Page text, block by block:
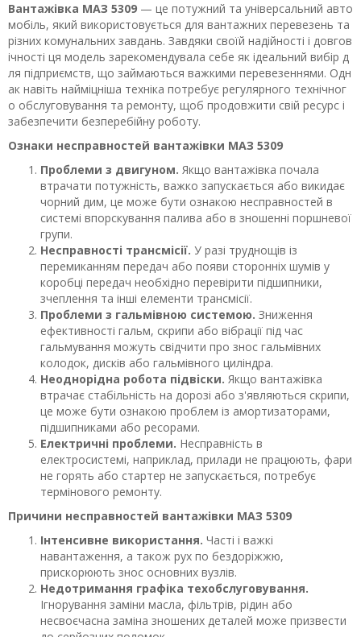
Вантажівка МАЗ 5309 — це потужний та універсальний авто
мобіль, який використовується для вантажних перевезень та
різних комунальних завдань. Завдяки своїй надійності і довгов
ічності ця модель зарекомендувала себе як ідеальний вибір д
ля підприємств, що займаються важкими перевезеннями. Одн
ак навіть найміцніша техніка потребує регулярного технічног
о обслуговування та ремонту, щоб продовжити свій ресурс і
забезпечити безперебійну роботу.
Ознаки несправностей вантажівки МАЗ 5309
Проблеми з двигуном. Якщо вантажівка почала
втрачати потужність, важко запускається або викидає
чорний дим, це може бути ознакою несправностей в
системі впорскування палива або в зношенні поршневої
групи.
Несправності трансмісії. У разі труднощів із
перемиканням передач або появи сторонніх шумів у
коробці передач необхідно перевірити підшипники,
зчеплення та інші елементи трансмісії.
Проблеми з гальмівною системою. Зниження
ефективності гальм, скрипи або вібрації під час
гальмування можуть свідчити про знос гальмівних
колодок, дисків або гальмівного циліндра.
Неоднорідна робота підвіски. Якщо вантажівка
втрачає стабільність на дорозі або з'являються скрипи,
це може бути ознакою проблем із амортизаторами,
підшипниками або ресорами.
Електричні проблеми. Несправність в
електросистемі, наприклад, прилади не працюють, фари
не горять або стартер не запускається, потребує
термінового ремонту.
Причини несправностей вантажівки МАЗ 5309
Інтенсивне використання. Часті і важкі
навантаження, а також рух по бездоріжжю,
прискорюють знос основних вузлів.
Недотримання графіка техобслуговування.
Ігнорування заміни масла, фільтрів, рідин або
несвоєчасна заміна зношених деталей може призвести